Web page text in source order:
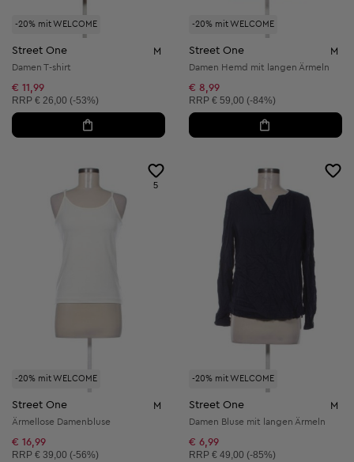
-20% mit WELCOME
Street One M
Damen T-shirt
€ 11,99
Unverbindliche Preisempfehlung:
RRP € 26,00 (-53%)
-20% mit WELCOME
Street One M
Damen Hemd mit langen Ärmeln
€ 8,99
Unverbindliche Preisempfehlung:
RRP € 59,00 (-84%)
-20% mit WELCOME
5
Street One M
Ärmellose Damenbluse
€ 16,99
Unverbindliche Preisempfehlung:
RRP € 39,00 (-56%)
-20% mit WELCOME
Street One M
Damen Bluse mit langen Ärmeln
€ 6,99
Unverbindliche Preisempfehlung:
RRP € 49,00 (-85%)